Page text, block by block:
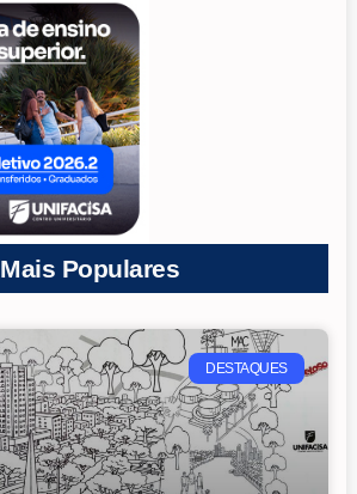
Mais Populares
DESTAQUES